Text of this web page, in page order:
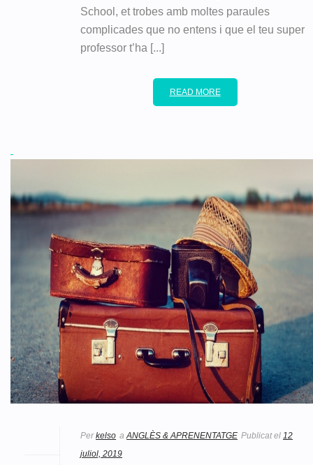
School, et trobes amb moltes paraules
complicades que no entens i que el teu super
professor t’ha [...]
READ MORE
Per kelso a ANGLÈS & APRENENTATGE Publicat el 12
juliol, 2019